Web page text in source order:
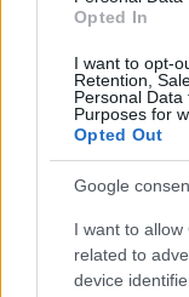
Opted In
I want to opt-
Retention,
Personal
Purposes for
Opted Out
Google
I want to
related to
device
csatlakozások
egységesítése
ütemes
járás ütemének
lassítani. Ezek,
tűnnek
akarat kérdése
menetrendi